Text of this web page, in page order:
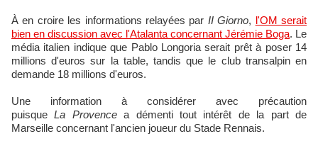
À en croire les informations relayées par II Giorno, l'OM serait
bien en discussion avec l'Atalanta concernant Jérémie Boga. Le
média italien indique que Pablo Longoria serait prêt à poser 14
millions d'euros sur la table, tandis que le club transalpin en
demande 18 millions d'euros.
Une information à considérer avec précaution
puisqueLa Provencea démenti tout intérêt de la part de
Marseille concernant l'ancien joueur du Stade Rennais.